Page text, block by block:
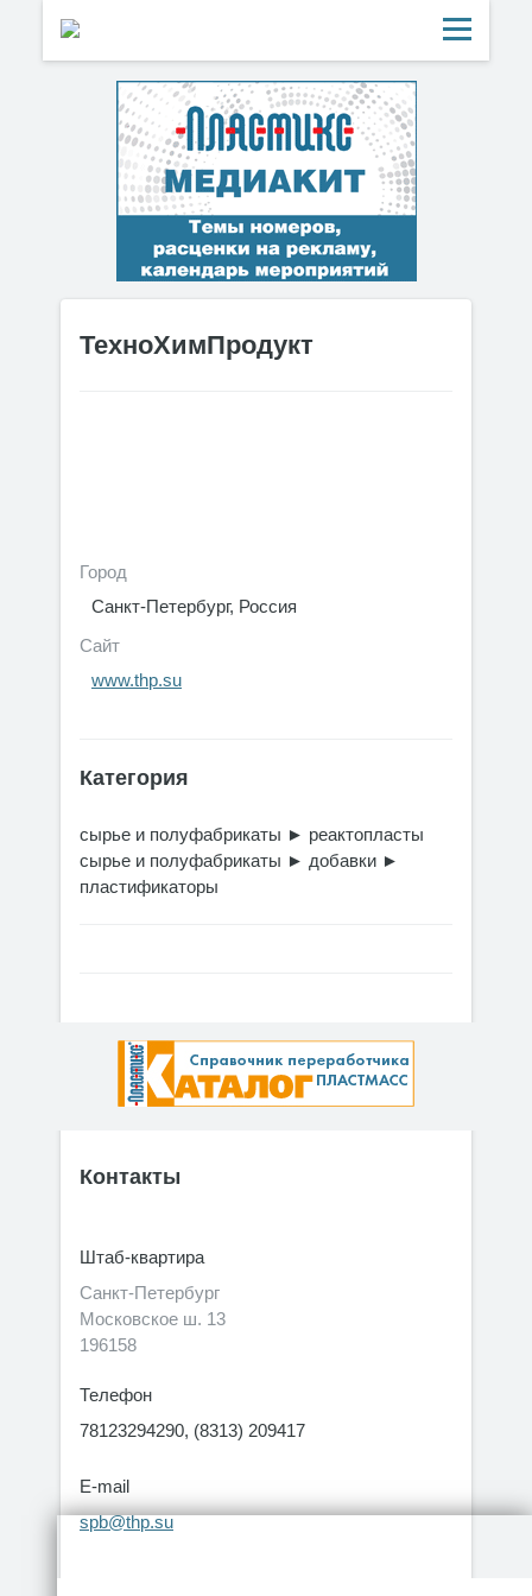
ТехноХимПродукт
Город
Санкт-Петербург, Россия
Сайт
www.thp.su
Категория
сырье и полуфабрикаты ► реактопласты
сырье и полуфабрикаты ► добавки ►
пластификаторы
Контакты
Штаб-квартира
Санкт-Петербург
Московское ш. 13
196158
Телефон
78123294290, (8313) 209417
E-mail
spb@thp.su